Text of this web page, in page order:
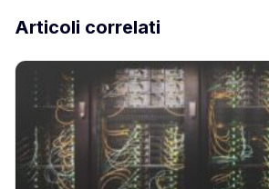
Articoli correlati